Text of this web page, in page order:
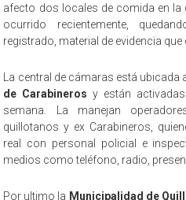
afecto dos locales de comida en la
ocurrido recientemente,
registrado, material de evidencia
La central de cámaras está ubicada
de Carabineros y están
semana. La manejan
quillotanos y ex Carabineros,
real con personal policial e
medios como teléfono, radio,
Por ultimo la Municipalidad de